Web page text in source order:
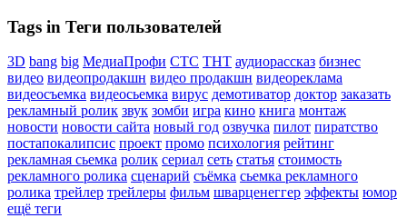
Tags in Теги пользователей
3D bang big МедиаПрофи СТС ТНТ аудиорассказ бизнес
видео видеопродакшн видео продакшн видеореклама
видеосъемка видеосьемка вирус демотиватор доктор заказать
рекламный ролик звук зомби игра кино книга монтаж
новости новости сайта новый год озвучка пилот пиратство
постапокалипсис проект промо психология рейтинг
рекламная сьемка ролик сериал сеть статья стоимость
рекламного ролика сценарий съёмка сьемка рекламного
ролика трейлер трейлеры фильм шварценеггер эффекты юмор
ещё теги